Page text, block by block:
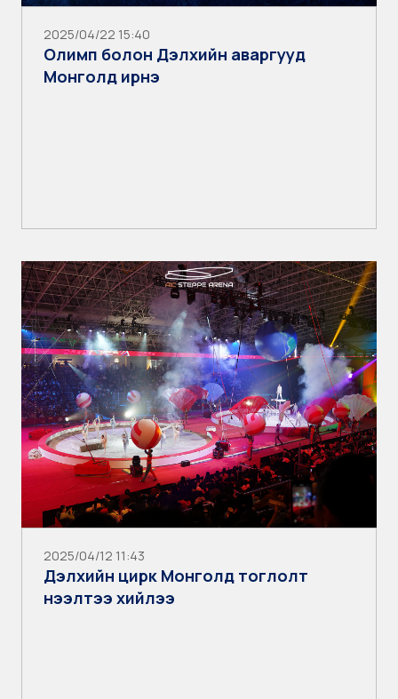
2025/04/22 15:40
Олимп болон Дэлхийн аваргууд
Монголд ирнэ
2025/04/12 11:43
Дэлхийн цирк Монголд тоглолт
нээлтээ хийлээ